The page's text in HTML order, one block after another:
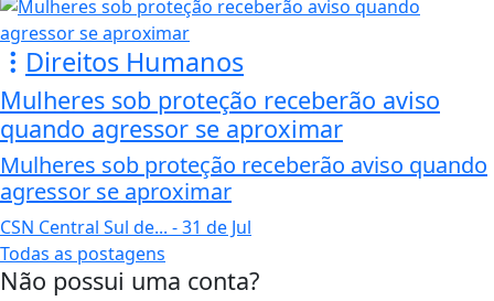
Direitos Humanos
Mulheres sob proteção receberão aviso
quando agressor se aproximar
Mulheres sob proteção receberão aviso quando
agressor se aproximar
CSN Central Sul de... - 31 de Jul
Todas as postagens
Não possui uma conta?